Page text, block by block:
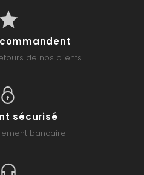
de nos clients
sécurisé
bancaire